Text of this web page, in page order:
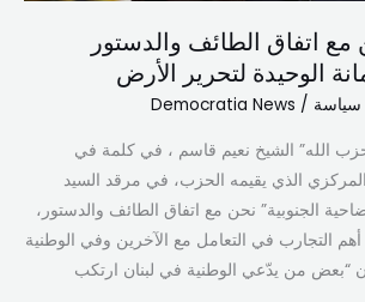
اتفاق الطائف والدستور
الوحيدة لتحرير الأرض
سياسة /
Democratia News
الله” الشيخ نعيم قاسم ، في كلمة في
الذي يقيمه الحزب، في مرقد السيد
الجنوبية” نحن مع اتفاق الطائف والدستور،
التجارب في التعامل مع الآخرين وفي الوطنية
“بعض من يدّعي الوطنية في لبنان ارتكب